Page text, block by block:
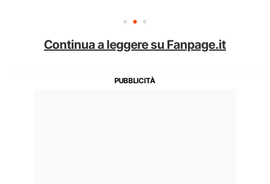
Continua a leggere su Fanpage.it